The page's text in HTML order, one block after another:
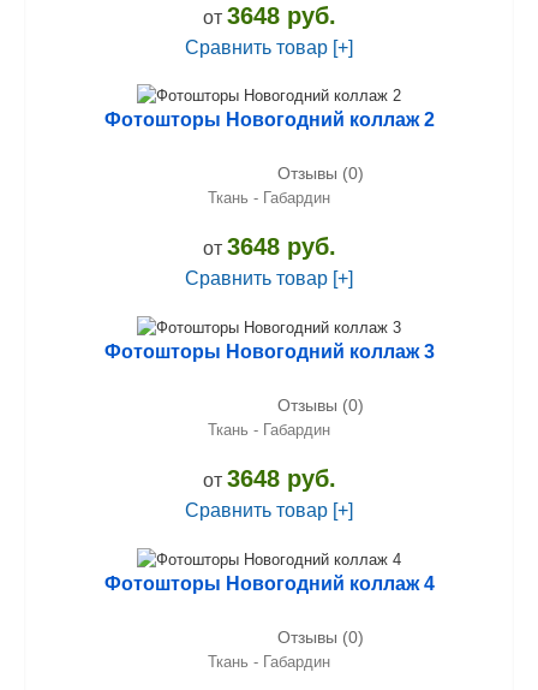
от 3648 руб.
Сравнить товар [+]
Фотошторы Новогодний коллаж 2
Отзывы (0)
Ткань - Габардин
от 3648 руб.
Сравнить товар [+]
Фотошторы Новогодний коллаж 3
Отзывы (0)
Ткань - Габардин
от 3648 руб.
Сравнить товар [+]
Фотошторы Новогодний коллаж 4
Отзывы (0)
Ткань - Габардин